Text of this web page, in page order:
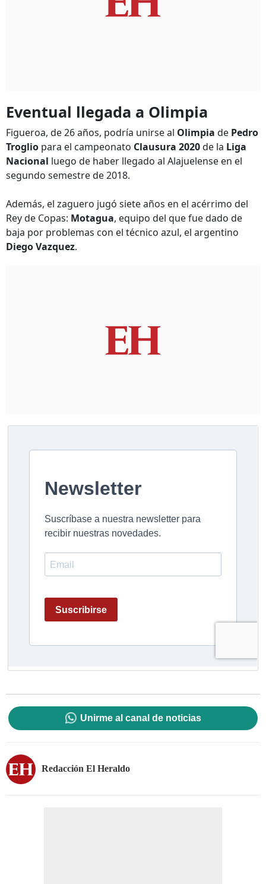
Eventual llegada a Olimpia
Figueroa, de 26 años, podría unirse al Olimpia de Pedro
Troglio para el campeonato Clausura 2020de la Liga
Nacional luego de haber llegado al Alajuelense en el
segundo semestre de 2018.
Además, el zaguero jugó siete años en el acérrimo del
Rey de Copas: Motagua, equipo del que fue dado de
baja por problemas con el técnico azul, el argentino
Diego Vazquez.
Unirme al canal de noticias
Redacción El Heraldo